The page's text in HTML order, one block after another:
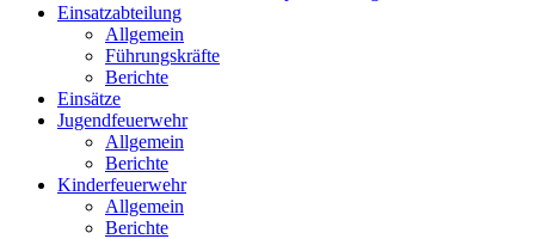
Einsatz­abteilung
Allgemein
Führungs­kräfte
Berichte
Einsätze
Jugend­feuerwehr
Allgemein
Berichte
Kinder­feuerwehr
Allgemein
Berichte